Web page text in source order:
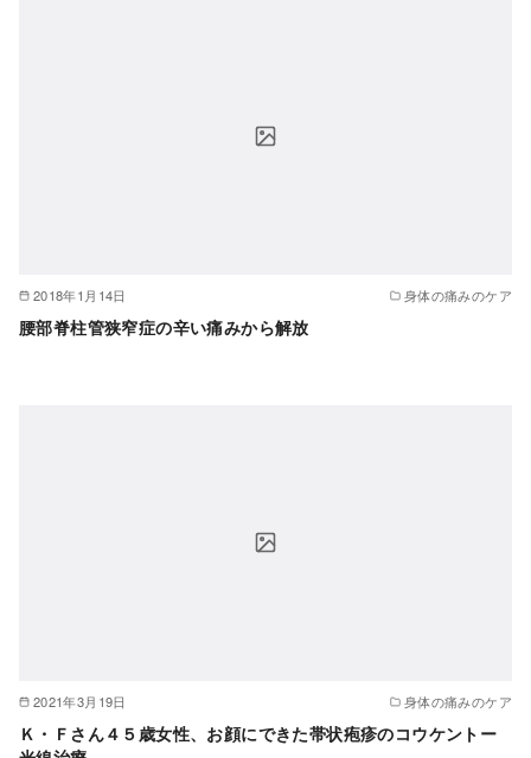
2018年1月14日 身体の痛みのケア
腰部脊柱管狭窄症の辛い痛みから解放
2021年3月19日 身体の痛みのケア
Ｋ・Ｆさん４５歳女性、お顔にできた帯状疱疹のコウケントー